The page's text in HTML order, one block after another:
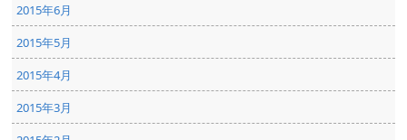
2015年6月
2015年5月
2015年4月
2015年3月